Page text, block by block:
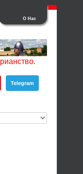
О Нас
Telegram